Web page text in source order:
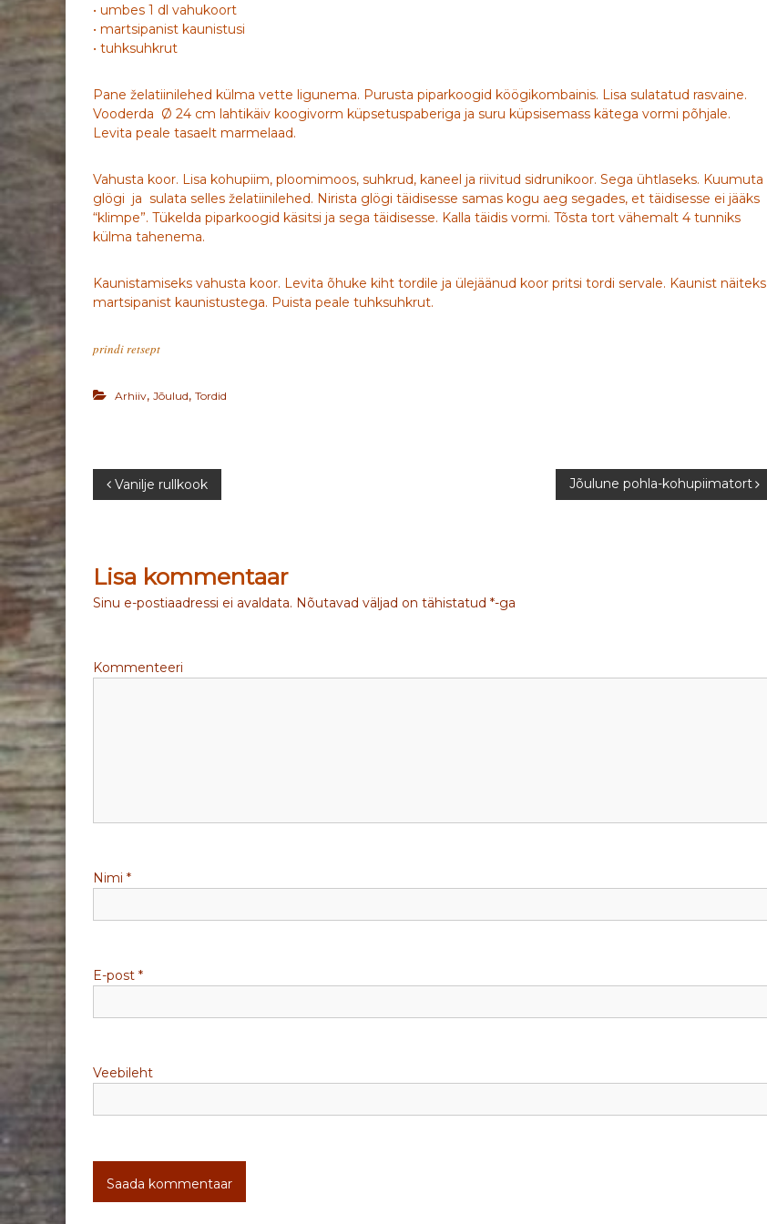
• umbes 1 dl vahukoort
• martsipanist kaunistusi
• tuhksuhkrut
Pane želatiinilehed külma vette ligunema. Purusta piparkoogid köögikombainis. Lisa sulatatud rasvaine.
Vooderda Ø 24 cm lahtikäiv koogivorm küpsetuspaberiga ja suru küpsisemass kätega vormi põhjale.
Levita peale tasaelt marmelaad.
Vahusta koor. Lisa kohupiim, ploomimoos, suhkrud, kaneel ja riivitud sidrunikoor. Sega ühtlaseks. Kuumuta
glögi ja sulata selles želatiinilehed. Nirista glögi täidisesse samas kogu aeg segades, et täidisesse ei jääks
“klimpe”. Tükelda piparkoogid käsitsi ja sega täidisesse. Kalla täidis vormi. Tõsta tort vähemalt 4 tunniks
külma tahenema.
Kaunistamiseks vahusta koor. Levita õhuke kiht tordile ja ülejäänud koor pritsi tordi servale. Kaunist näiteks
martsipanist kaunistustega. Puista peale tuhksuhkrut.
prindi retsept
Arhiiv, Jõulud, Tordid
N
v
i
i
i
e
Vanilje rullkook Jõulune pohla-kohupiimatort
Lisa kommentaar
Sinu e-postiaadressi ei avaldata. Nõutavad väljad on tähistatud *-ga
Kommenteeri
Nimi *
E-post *
Veebileht